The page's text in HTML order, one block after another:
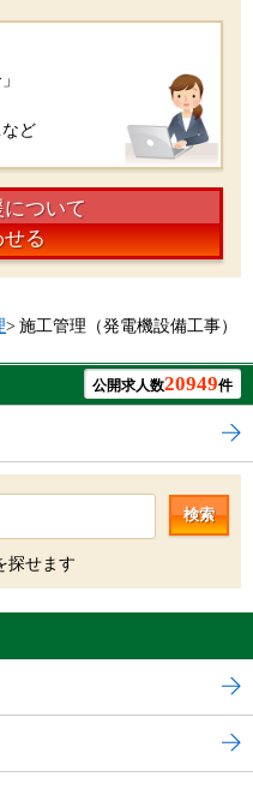
ど
ついて
せる
> 施工管理（発電機設備工事）
公開求人数20949件
検索
探せます